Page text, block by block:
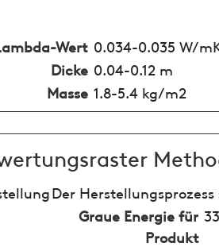
Wert 0.034-0.035 W/
Dicke 0.04-0.12 m
Masse 1.8-5.4 kg/m2
Der
Graue Energie für
Produkt